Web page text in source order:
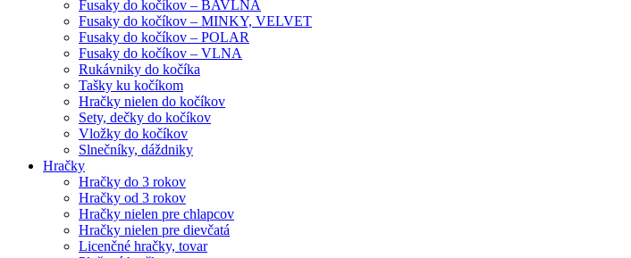
Fusaky do kočíkov – BAVLNA
Fusaky do kočíkov – MINKY, VELVET
Fusaky do kočíkov – POLAR
Fusaky do kočíkov – VLNA
Rukávniky do kočíka
Tašky ku kočíkom
Hračky nielen do kočíkov
Sety, dečky do kočíkov
Vložky do kočíkov
Slnečníky, dáždniky
Hračky
Hračky do 3 rokov
Hračky od 3 rokov
Hračky nielen pre chlapcov
Hračky nielen pre dievčatá
Licenčné hračky, tovar